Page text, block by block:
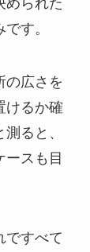
です。
の広さを
けるか確
ると、
スも目
ですべて